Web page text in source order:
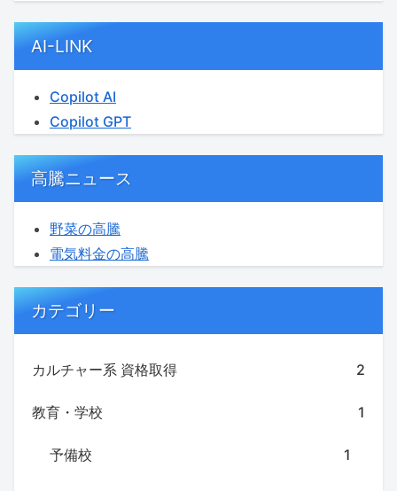
AI-LINK
Copilot AI
Copilot GPT
高騰ニュース
野菜の高騰
電気料金の高騰
カテゴリー
カルチャー系 資格取得 2
教育・学校 1
予備校 1